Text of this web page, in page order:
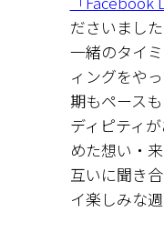
ださいました
一緒のタイ
ィングをや
期もペース
ディピティ
めた想い・
互いに聞き
イ楽しみな週